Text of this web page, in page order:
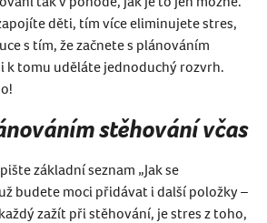
děti, tím více eliminujete stres,
s tím, že začnete s plánováním
k tomu uděláte jednoduchý rozvrh.
stěhování včas
základní seznam „Jak se
budete moci přidávat i další položky –
zažít při stěhování, je stres z toho,